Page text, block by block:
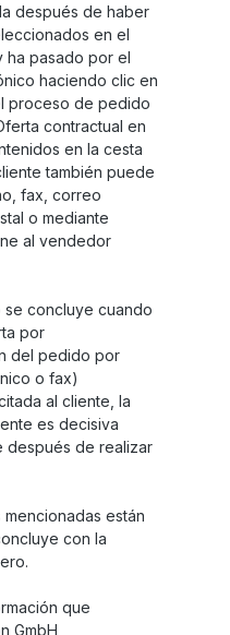
después de haber
en el
ha pasado por el
haciendo clic en
proceso de pedido
contractual en
en la cesta
también puede
fax, correo
o mediante
al vendedor
se concluye cuando
por
del pedido por
o fax)
al cliente, la
es decisiva
después de realizar
están
con la
que
GmbH